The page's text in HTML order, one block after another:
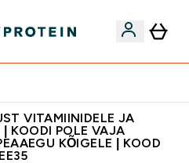
VITAMIINIDELE JA
| KOODI POLE VAJA
KÕIGELE | KOOD
EE35